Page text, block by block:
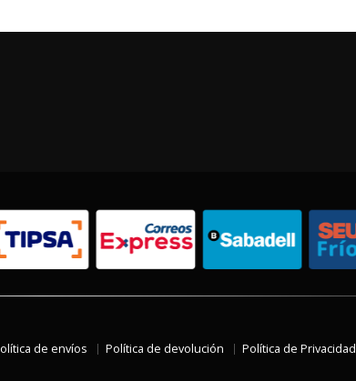
de envíos Política de devolución Política de Privacidad